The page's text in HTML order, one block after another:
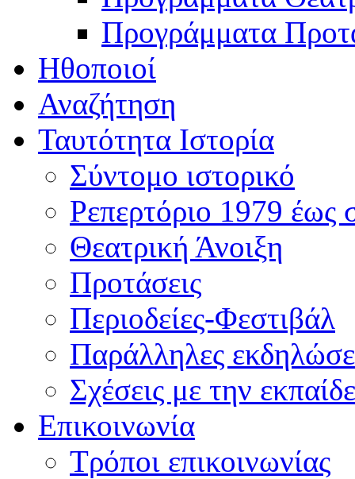
Προγράμματα
Ηθοποιοί
Αναζήτηση
Ταυτότητα Ιστορία
Σύντομο ιστορικό
Ρεπερτόριο 1979 έως
Θεατρική Άνοιξη
Προτάσεις
Περιοδείες-Φεστιβάλ
Παράλληλες
Σχέσεις με την
Επικοινωνία
Τρόποι επικοινωνίας